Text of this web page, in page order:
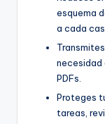
esquema
a cada
necesidad
PDFs.
Proteges
tareas,